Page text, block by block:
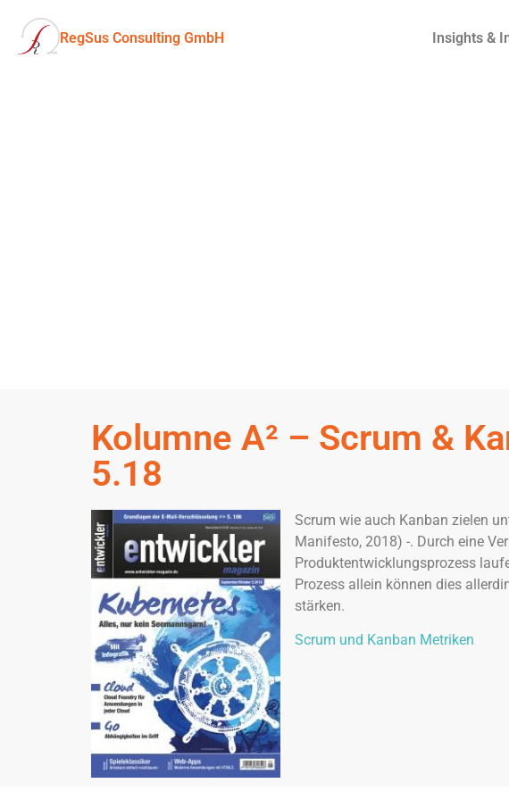
RegSus Consulting GmbH Insights &
Kolumne A² – Scrum &
5.18
Scrum wie auch Kanban zielen
Manifesto, 2018) -. Durch eine
Produktentwicklungsprozess
Prozess allein können dies
stärken.
Scrum und Kanban Metriken